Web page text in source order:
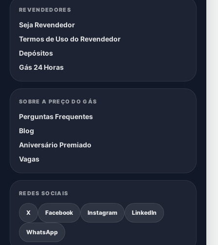
REVENDEDORES
Seja Revendedor
Termos de Uso do Revendedor
Depósitos
Gás 24 Horas
SOBRE A PREÇO DO GÁS
Perguntas Frequentes
Blog
Aniversário Premiado
Vagas
REDES SOCIAIS
X Facebook Instagram LinkedIn
WhatsApp